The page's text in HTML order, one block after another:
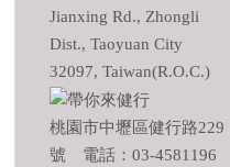
Jianxing Rd., Zhongli
Dist., Taoyuan City
32097, Taiwan(R.O.C.)
桃園市中壢區健行路229
號 電話：03-4581196